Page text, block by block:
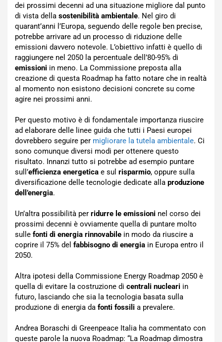
dei prossimi decenni ad una situazione migliore dal punto
di vista della sostenibilità ambientale. Nel giro di
quarant’anni l’Europa, seguendo delle regole ben precise,
potrebbe arrivare ad un processo di riduzione delle
emissioni davvero notevole. L’obiettivo infatti è quello di
raggiungere nel 2050 la percentuale dell’80-95% di
emissioni in meno. La Commissione preposta alla
creazione di questa Roadmap ha fatto notare che in realtà
al momento non esistono decisioni concrete su come
agire nei prossimi anni.
Per questo motivo è di fondamentale importanza riuscire
ad elaborare delle linee guida che tutti i Paesi europei
dovrebbero seguire per migliorare la tutela ambientale. Ci
sono comunque diversi modi per ottenere questo
risultato. Innanzi tutto si potrebbe ad esempio puntare
sull’efficienza energetica e sul risparmio, oppure sulla
diversificazione delle tecnologie dedicate alla produzione
dell’energia.
Un’altra possibilità per ridurre le emissioni nel corso dei
prossimi decenni è ovviamente quella di puntare molto
sulle fonti di energia rinnovabile in modo da riuscire a
coprire il 75% del fabbisogno di energia in Europa entro il
2050.
Altra ipotesi della Commissione Energy Roadmap 2050 è
quella di evitare la costruzione di centrali nucleari in
futuro, lasciando che sia la tecnologia basata sulla
produzione di energia da fonti fossili a prevalere.
Andrea Boraschi di Greenpeace Italia ha commentato con
queste parole la nuova Roadmap: “La Roadmap dimostra